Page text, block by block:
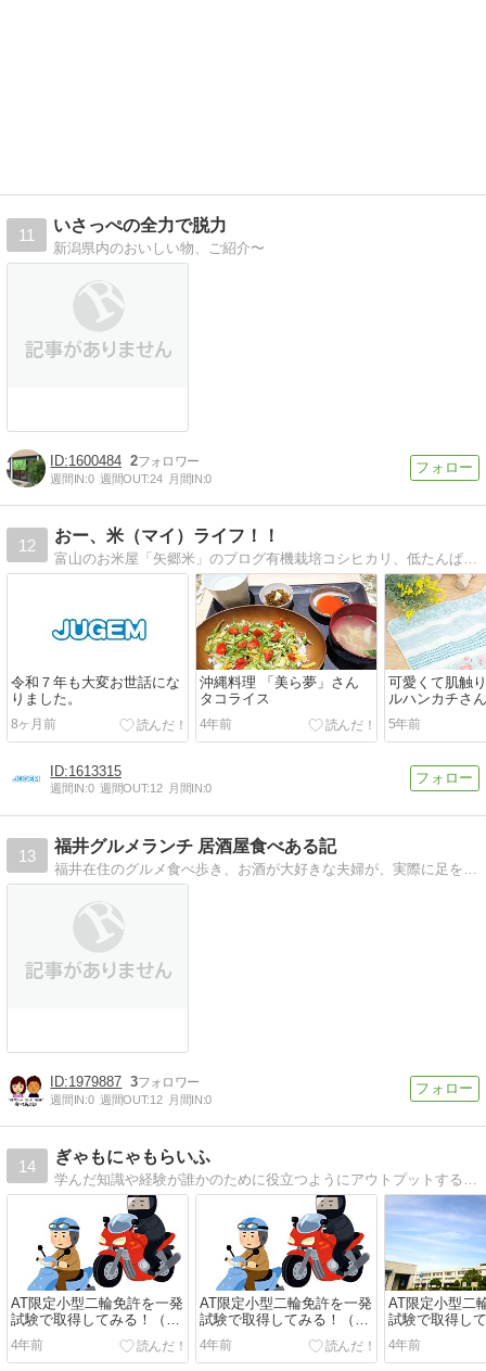
11
いさっぺの全力で脱力
新潟県内のおいしい物、ご紹介〜
1600484 2
週間IN:0 週間OUT:24 月間IN:0
12
おー、米（マイ）ライフ！！
富山のお米屋「矢郷米」のブログ有機栽培コシヒカリ、低たんぱく米など扱うお米専門店。当日精米・分つき米できます。
令和７年も大変お世話にな
りました。
8ヶ月前
沖縄料理 「美ら夢」さん
タコライス
4年前
可愛くて肌触
ルハンカチさ
しました。
5年前
1613315
週間IN:0 週間OUT:12 月間IN:0
13
福井グルメランチ 居酒屋食べある記
1979887 3
週間IN:0 週間OUT:12 月間IN:0
14
ぎゃもにゃもらいふ
AT限定小型二輪免許を一発
試験で取得してみる！（3
回目のチャレンジ）
4年前
AT限定小型二輪免許を一発
試験で取得してみる！（2
回目のチャレンジ）
4年前
AT限定小型二
試験で取得し
回目）
4年前